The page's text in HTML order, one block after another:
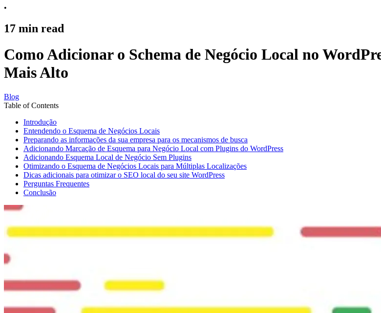
•
17 min read
Como Adicionar o Schema de Negócio Local no
Mais Alto
Blog
Table of Contents
Introdução
Entendendo o Esquema de Negócios Locais
Preparando as informações da sua empresa para os mecanismos de busca
Adicionando Marcação de Esquema para Negócio Local com Plugins do WordPress
Adicionando Esquema Local de Negócio Sem Plugins
Otimizando o Esquema de Negócios Locais para Múltiplas Localizações
Dicas adicionais para otimizar o SEO local do seu site WordPress
Perguntas Frequentes
Conclusão